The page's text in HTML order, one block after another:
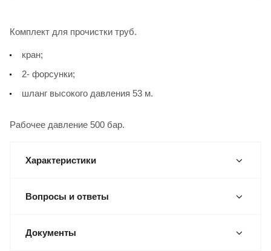
Комплект для прочистки труб.
кран;
2- форсунки;
шланг высокого давления 53 м.
Рабочее давление 500 бар.
Характеристики
Вопросы и ответы
Документы